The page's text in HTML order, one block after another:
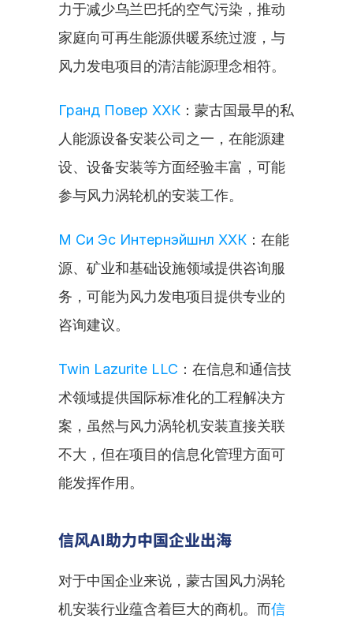
力于减少乌兰巴托的空气污染，推动
家庭向可再生能源供暖系统过渡，与
风力发电项目的清洁能源理念相符。
Гранд Повер ХХК ：蒙古国最早的私
人能源设备安装公司之一，在能源建
设、设备安装等方面经验丰富，可能
参与风力涡轮机的安装工作。
М Си Эс Интернэйшнл ХХК ：在能
源、矿业和基础设施领域提供咨询服
务，可能为风力发电项目提供专业的
咨询建议。
Twin Lazurite LLC ：在信息和通信技
术领域提供国际标准化的工程解决方
案，虽然与风力涡轮机安装直接关联
不大，但在项目的信息化管理方面可
能发挥作用。
信风AI助力中国企业出海
对于中国企业来说，蒙古国风力涡轮
机安装行业蕴含着巨大的商机。而信